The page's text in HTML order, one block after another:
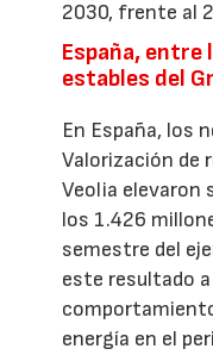
2030, frente al
España, entre
estables del
En España, los
Valorización de
Veolia elevaron
los 1.426
semestre del
este resultado
energía en el